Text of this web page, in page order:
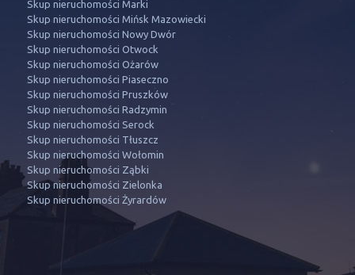
Skup nieruchomości Marki
Skup nieruchomości Mińsk Mazowiecki
Skup nieruchomości Nowy Dwór
Skup nieruchomości Otwock
Skup nieruchomości Ożarów
Skup nieruchomości Piaseczno
Skup nieruchomości Pruszków
Skup nieruchomości Radzymin
Skup nieruchomości Serock
Skup nieruchomości Tłuszcz
Skup nieruchomości Wołomin
Skup nieruchomości Ząbki
Skup nieruchomości Zielonka
Skup nieruchomości Żyrardów